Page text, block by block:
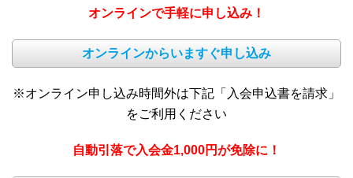
オンラインで手軽に申し込み！
オンラインからいますぐ申し込み
※オンライン申し込み時間外は下記「入会申込書を請求」
をご利用ください
自動引落で入会金1,000円が免除に！